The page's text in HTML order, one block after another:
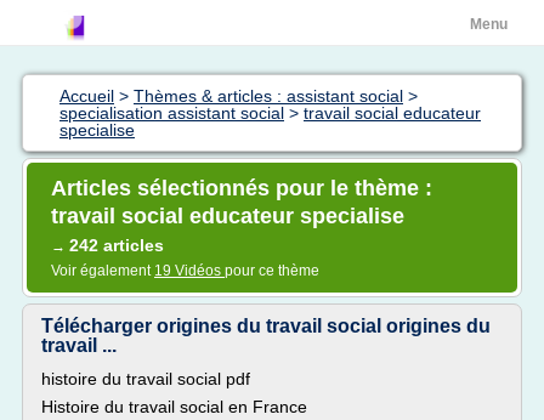
Menu
Accueil > Thèmes & articles : assistant social >
specialisation assistant social > travail social educateur
specialise
Articles sélectionnés pour le thème :
travail social educateur specialise
→ 242 articles
Voir également 19 Vidéos pour ce thème
Télécharger origines du travail social origines du
travail ...
histoire du travail social pdf
Histoire du travail social en France